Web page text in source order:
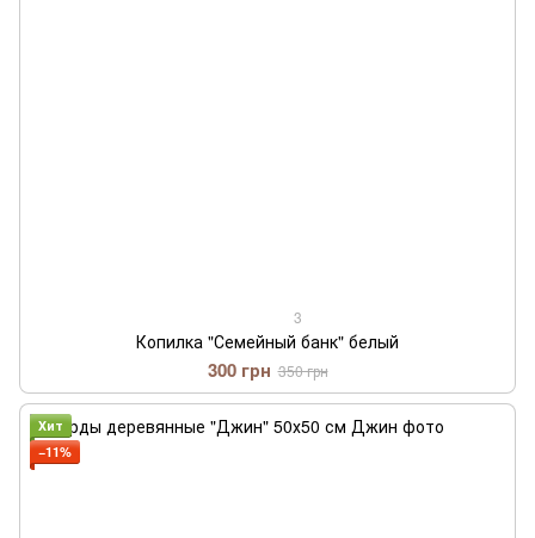
3
Копилка "Семейный банк" белый
300 грн 350 грн
Хит
−11%